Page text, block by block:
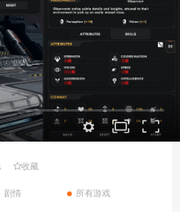
收藏
剧情 所有游戏